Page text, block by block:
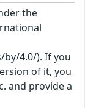
the
4.0/). If you
of it, you
and provide a